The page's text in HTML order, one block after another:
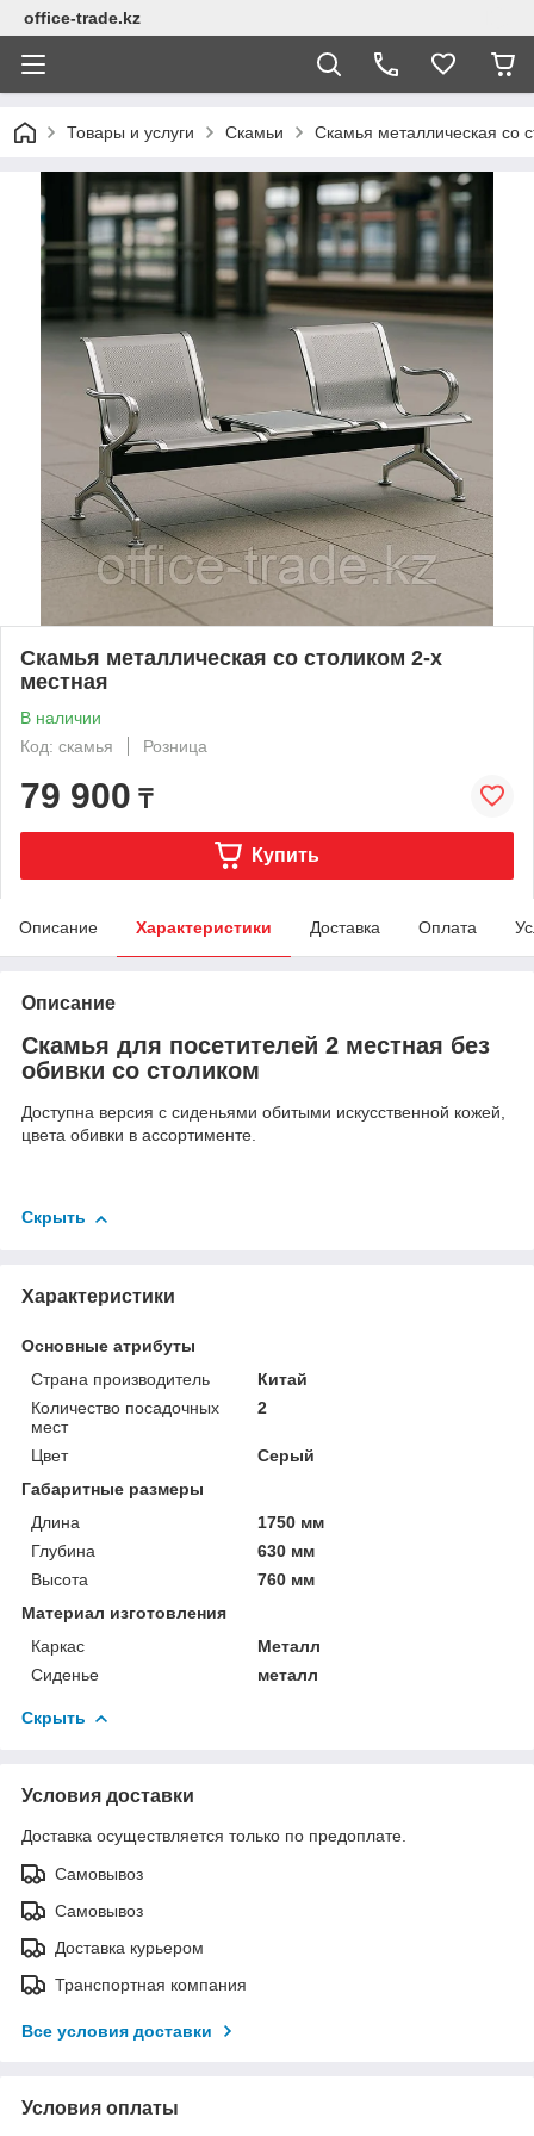
office-trade.kz
Товары и услуги Скамьи Скамья металлическая со
Скамья металлическая со столиком 2-х
местная
В наличии
Код: скамья
Розница
79 900 ₸
Купить
Описание Характеристики Доставка Оплата
Описание
Скамья для посетителей 2 местная без
обивки со столиком
Доступна версия с сиденьями обитыми искусственной кожей,
цвета обивки в ассортименте.
Скрыть
Характеристики
Основные атрибуты
Страна производитель
Китай
Количество посадочных
мест
2
Цвет
Серый
Габаритные размеры
Длина
1750 мм
Глубина
630 мм
Высота
760 мм
Материал изготовления
Каркас
Металл
Сиденье
металл
Скрыть
Условия доставки
Доставка осуществляется только по предоплате.
Самовывоз
Самовывоз
Доставка курьером
Транспортная компания
Все условия доставки
Условия оплаты